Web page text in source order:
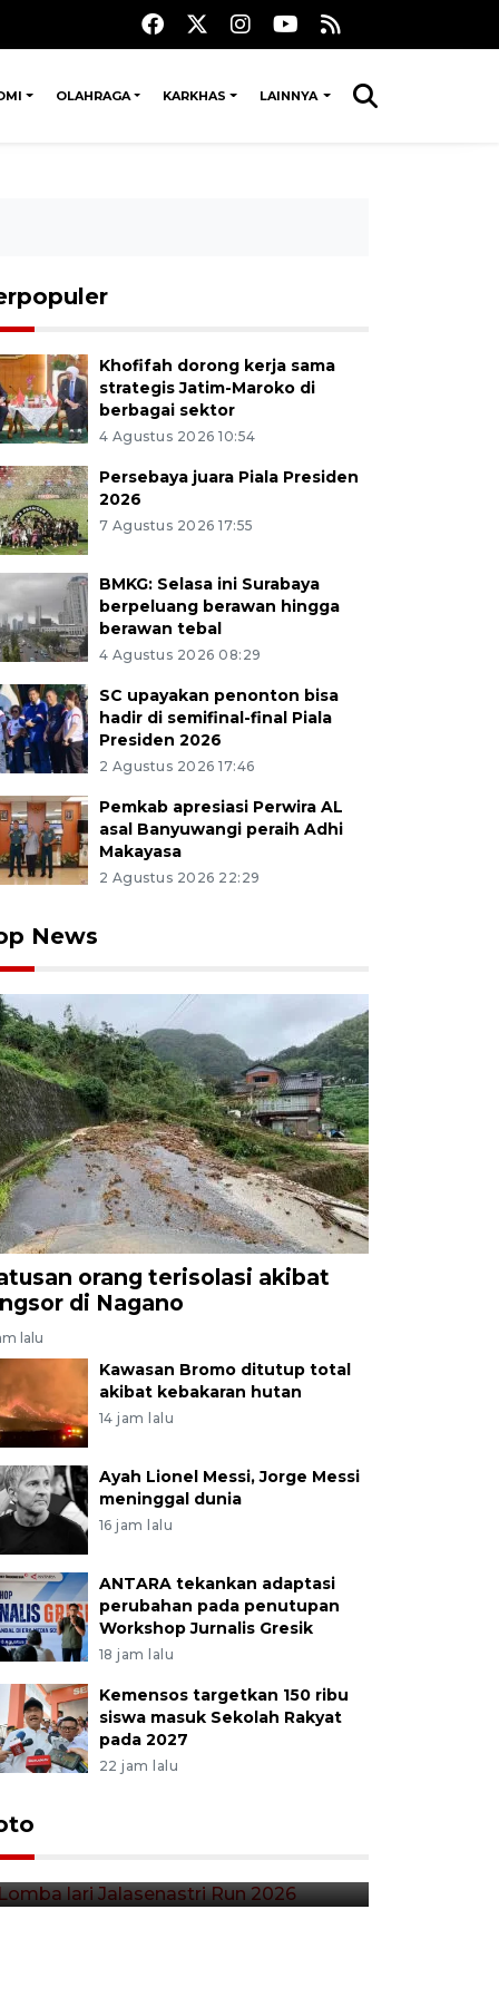
OLAHRAGA KARKHAS LAINNYA
Khofifah dorong kerja sama
strategis Jatim-Maroko di
berbagai sektor
4 Agustus 2026 10:54
Persebaya juara Piala Presiden
2026
7 Agustus 2026 17:55
BMKG: Selasa ini Surabaya
berpeluang berawan hingga
berawan tebal
4 Agustus 2026 08:29
SC upayakan penonton bisa
hadir di semifinal-final Piala
Presiden 2026
2 Agustus 2026 17:46
Pemkab apresiasi Perwira AL
asal Banyuwangi peraih Adhi
Makayasa
2 Agustus 2026 22:29
News
orang terisolasi akibat
di Nagano
lalu
Kawasan Bromo ditutup total
akibat kebakaran hutan
14 jam lalu
Ayah Lionel Messi, Jorge Messi
meninggal dunia
16 jam lalu
ANTARA tekankan adaptasi
perubahan pada penutupan
Workshop Jurnalis Gresik
18 jam lalu
Kemensos targetkan 150 ribu
siswa masuk Sekolah Rakyat
pada 2027
22 jam lalu
Lomba lari Jalasenastri Run
2026